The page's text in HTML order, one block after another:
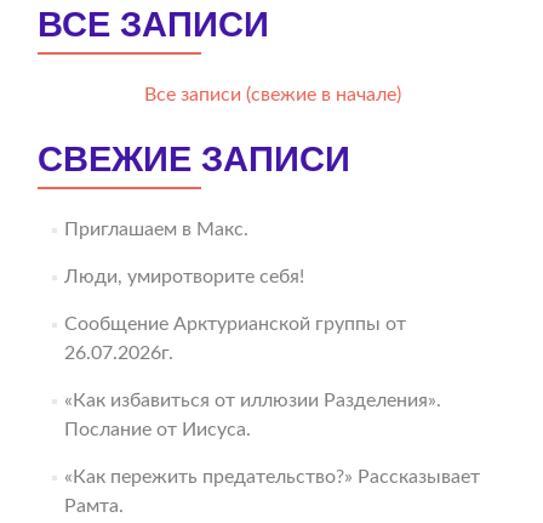
ВСЕ ЗАПИСИ
Все записи (свежие в начале)
СВЕЖИЕ ЗАПИСИ
Приглашаем в Макс.
Люди, умиротворите себя!
Сообщение Арктурианской группы от
26.07.2026г.
«Как избавиться от иллюзии Разделения».
Послание от Иисуса.
«Как пережить предательство?» Рассказывает
Рамта.